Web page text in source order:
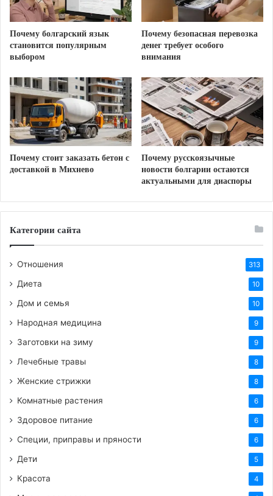
Почему стоит выбрать именно
противопожарные двери EI
60?
Выбор данной категории дверей обусловлен
несколькими факторами:
минут является «золотым стандартом» и
подходит для большинства типов помещений
согласно требованиям МЧС.
Надежность конструкции: Такие двери
изготавливаются из высококачественной стали
наполнителей (базальтовая плита) и
Почему болгарский язык
становится популярным
выбором
Почему безопасная перевозка
денег требует особого
внимания
Почему стоит заказать бетон с
доставкой в Михнево
Почему русскоязычные
новости болгарии остаются
актуальными для диаспоры
Категории сайта
Отношения 313
Диета 10
Дом и семья 10
Народная медицина 9
Заготовки на зиму 9
Лечебные травы 8
Женские стрижки 8
Комнатные растения 6
Здоровое питание 6
Специи, приправы и пряности 6
Дети 5
Красота 4